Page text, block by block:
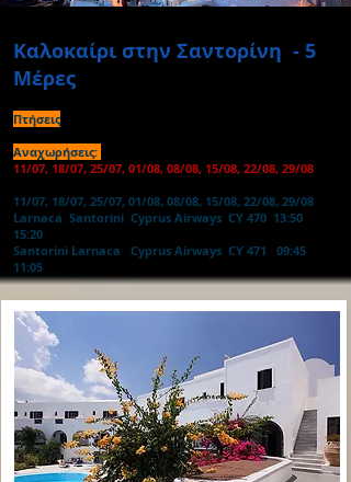
Καλοκαίρι στην Σαντορίνη - 5
Μέρες
Πτήσεις
Αναχωρήσεις:
11/07, 18/07, 25/07, 01/08, 08/08, 15/08, 22/08, 29/08
11/07, 18/07, 25/07, 01/08, 08/08, 15/08, 22/08, 29/08
Larnaca Santorini Cyprus Airways CY 470 13:50
15:20
Santorini Larnaca Cyprus Airways CY 471 09:45
11:05